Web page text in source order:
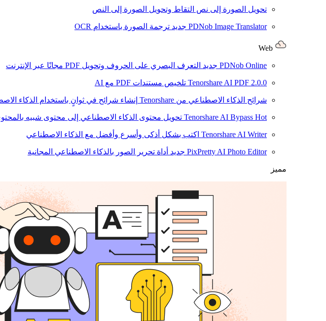
تحويل الصورة إلى نص التقاط وتحويل الصورة إلى النص
PDNob Image Translator جديد ترجمة الصورة باستخدام OCR
PDNob Online جديد التعرف البصري على الحروف وتحويل PDF مجانًا عبر الإنترنت
Tenorshare AI PDF 2.0.0 تلخيص مستندات PDF مع AI
شرائح الذكاء الاصطناعي من Tenorshare إنشاء شرائح في ثوانٍ باستخدام الذكاء
Tenorshare AI Bypass Hot تحويل محتوى الذكاء الاصطناعي إلى محتوى شبيه
Tenorshare AI Writer اكتب بشكل أذكى وأسرع وأفضل مع الذكاء الاصطناعي
PixPretty AI Photo Editor جديد أداة تحرير الصور بالذكاء الاصطناعي المجانية
مميز